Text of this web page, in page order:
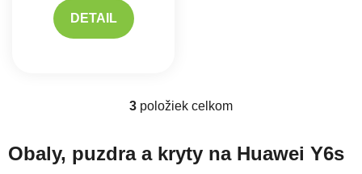
DETAIL
Ovládacie prvky výpisu
3 položiek celkom
Obaly, puzdra a kryty na Huawei Y6s